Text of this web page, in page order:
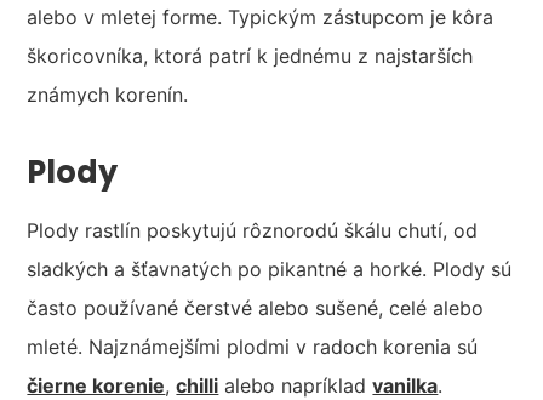
alebo v mletej forme. Typickým zástupcom je kôra
škoricovníka, ktorá patrí k jednému z najstarších
známych korenín.
Plody
Plody rastlín poskytujú rôznorodú škálu chutí, od
sladkých a šťavnatých po pikantné a horké. Plody sú
často používané čerstvé alebo sušené, celé alebo
mleté. Najznámejšími plodmi v radoch korenia sú
čierne korenie,chilli alebo napríkladvanilka.